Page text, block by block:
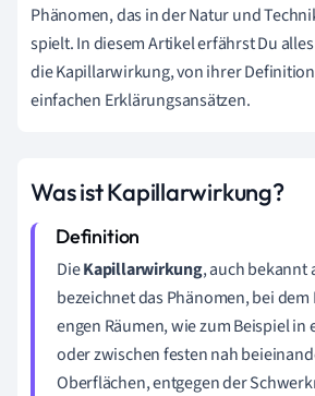
Phänomen, das in der Natur und
spielt. In diesem Artikel erfährst Du
die Kapillarwirkung, von ihrer
einfachen Erklärungsansätzen.
Was ist Kapillarwirkung?
DieKapillarwirkung, auch bekannt
bezeichnet das Phänomen, bei
engen Räumen, wie zum Beispiel
oder zwischen festen nah
Oberflächen, entgegen der